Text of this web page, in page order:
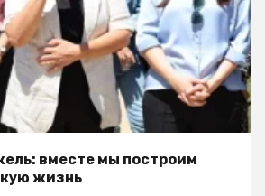
вместе мы построим
жизнь